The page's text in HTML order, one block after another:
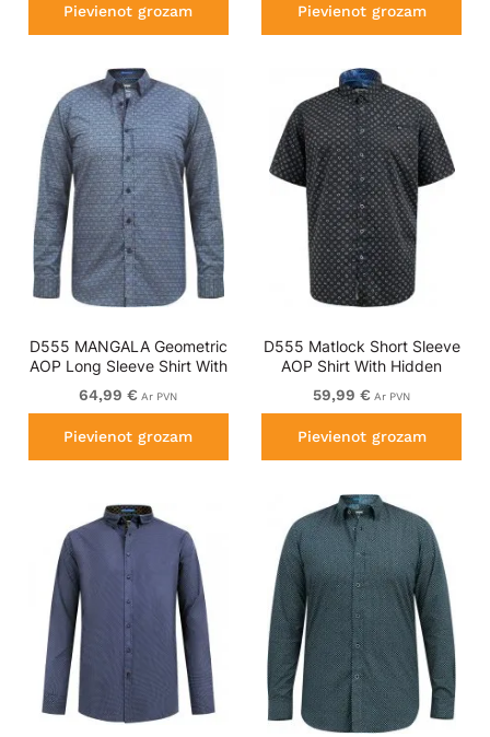
Pievienot grozam Pievienot grozam
D555 MANGALA Geometric
AOP Long Sleeve Shirt With
Concealed Button Down
Collar Navy
64,99 € Ar PVN
Pievienot grozam
D555 Matlock Short Sleeve
AOP Shirt With Hidden
Button Down Black
59,99 € Ar PVN
Pievienot grozam